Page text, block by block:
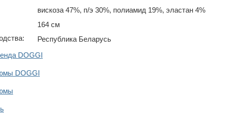
вискоза 47%, п/э 30%, полиамид 19%, эластан 4%
164 см
Республика Беларусь
DOGGI
DOGGI